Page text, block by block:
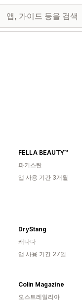
FELLA BEAUTY™
파키스탄
앱 사용 기간 3개월
DryStang
캐나다
앱 사용 기간 27일
Colin Magazine
오스트레일리아